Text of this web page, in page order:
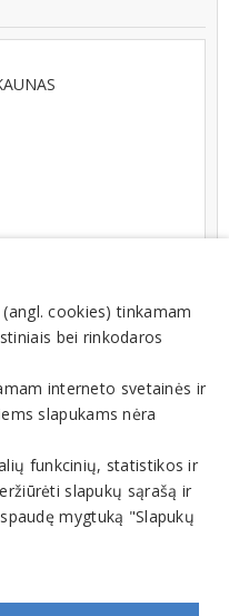
(nuo 2024-09-05)
cookies) tinkamam
bei rinkodaros
interneto svetainės ir
slapukams nėra
funkcinių, statistikos ir
slapukų sąrašą ir
mygtuką "Slapukų